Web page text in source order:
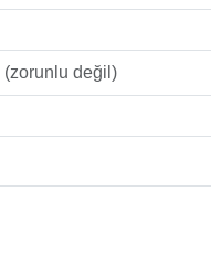
(zorunlu değil)